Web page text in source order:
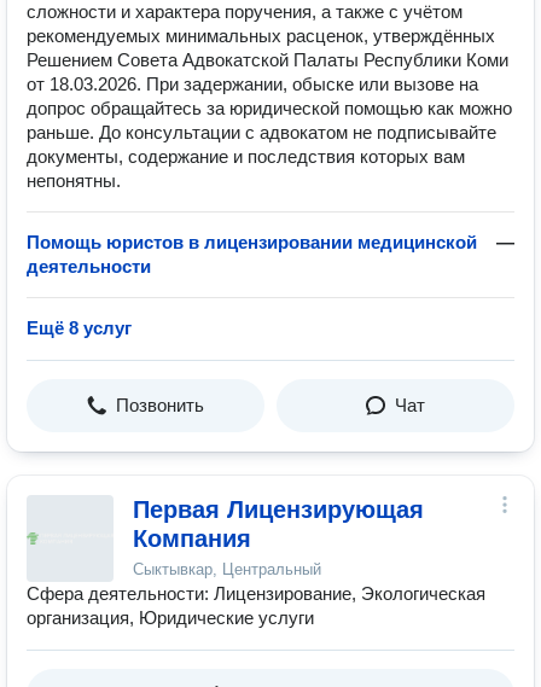
сложности и характера поручения, а также с учётом
рекомендуемых минимальных расценок, утверждённых
Решением Совета Адвокатской Палаты Республики Коми
от 18.03.2026. При задержании, обыске или вызове на
допрос обращайтесь за юридической помощью как можно
раньше. До консультации с адвокатом не подписывайте
документы, содержание и последствия которых вам
непонятны.
Помощь юристов в лицензировании медицинской
деятельности
—
Ещё 8 услуг
Позвонить Чат
Первая Лицензирующая
Компания
Сыктывкар, Центральный
Сфера деятельности: Лицензирование, Экологическая
организация, Юридические услуги